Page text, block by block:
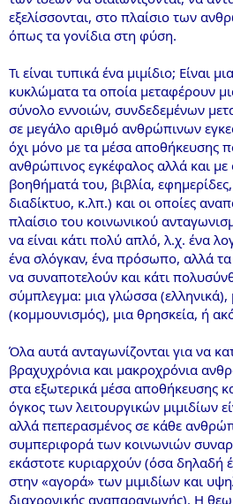
εξελίσσονται, στο πλαίσιο των
όπως τα γονίδια στη φύση.
Τι είναι τυπικά ένα μιμίδιο; Είναι
κυκλώματα τα οποία μεταφέρουν
σύνολο εννοιών, συνδεδεμένων
σε μεγάλο αριθμό ανθρώπινων
όχι μόνο με τα μέσα αποθήκευσης
ανθρώπινος εγκέφαλος αλλά και με
βοηθήματά του, βιβλία,
διαδίκτυο, κ.λπ.) και οι οποίες
πλαίσιο του κοινωνικού
να είναι κάτι πολύ απλό, λ.χ. ένα
ένα σλόγκαν, ένα πρόσωπο, αλλά
να συναποτελούν και κάτι
σύμπλεγμα: μια γλώσσα (ελληνικά),
(κομμουνισμός), μια θρησκεία, ή
Όλα αυτά ανταγωνίζονται για να
βραχυχρόνια και μακροχρόνια
στα εξωτερικά μέσα αποθήκευσης
όγκος των λειτουργικών μιμιδίων
αλλά πεπερασμένος σε κάθε
συμπεριφορά των κοινωνιών
εκάστοτε κυριαρχούν (όσα δηλαδή
στην «αγορά» των μιμιδίων και
διαχρονικής αναπαραγωγής). Η